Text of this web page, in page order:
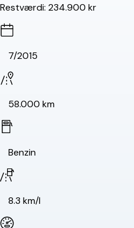
Restværdi: 234.900 kr
7/2015
58.000 km
Benzin
8.3 km/l